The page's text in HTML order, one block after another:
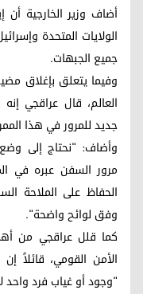
أضاف وزير الخارجية
الولايات المتحدة
جميع الجبهات.
وفيما يتعلق بإغلاق
العالم، قال عراقجي
جديد للمرور في هذا
وأضاف: "نحتاج إلى
مرور السفن عبره في
الحفاظ على الملاحة
وفق لوائح واضحة".
كما قلل عراقجي من
الأمن القومي، قائلاً
"وجود أو غياب فرد واحد